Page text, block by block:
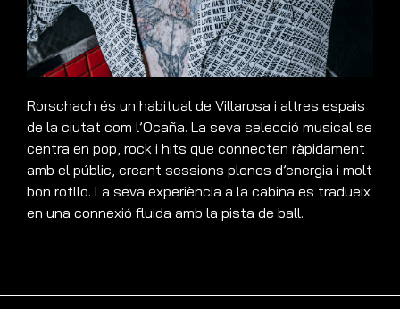
Rorschach és un habitual de Villarosa i altres espais
de la ciutat com l’Ocaña. La seva selecció musical se
centra en pop, rock i hits que connecten ràpidament
amb el públic, creant sessions plenes d’energia i molt
bon rotllo. La seva experiència a la cabina es tradueix
en una connexió fluida amb la pista de ball.